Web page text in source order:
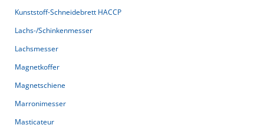
Kunststoff-Schneidebrett HACCP
Lachs-/Schinkenmesser
Lachsmesser
Magnetkoffer
Magnetschiene
Marronimesser
Masticateur